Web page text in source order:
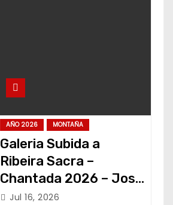
AÑO 2026 MONTAÑA
Galeria Subida a
Ribeira Sacra –
Chantada 2026 – Jose
Alvariño
Jul 16, 2026